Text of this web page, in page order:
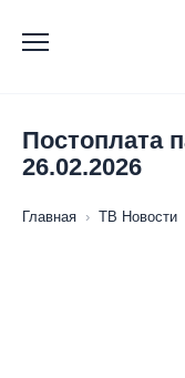
содержанию
Постоплата
26.02.2026
Главная › ТВ Новости